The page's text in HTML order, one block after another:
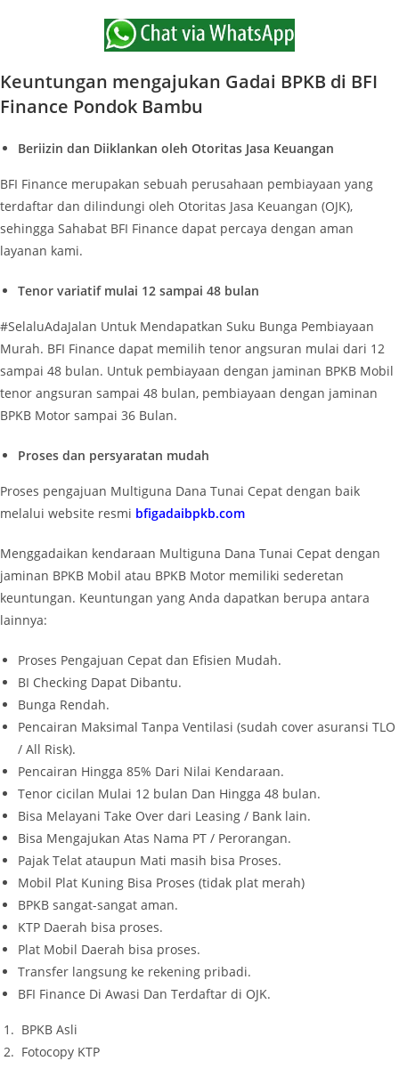
Keuntungan mengajukan Gadai BPKB di BFI
Finance Pondok Bambu
Beriizin dan Diiklankan oleh Otoritas Jasa Keuangan
BFI Finance merupakan sebuah perusahaan pembiayaan yang
terdaftar dan dilindungi oleh Otoritas Jasa Keuangan (OJK),
sehingga Sahabat BFI Finance dapat percaya dengan aman
layanan kami.
Tenor variatif mulai 12 sampai 48 bulan
#SelaluAdaJalan Untuk Mendapatkan Suku Bunga Pembiayaan
Murah. BFI Finance dapat memilih tenor angsuran mulai dari 12
sampai 48 bulan. Untuk pembiayaan dengan jaminan BPKB Mobil
tenor angsuran sampai 48 bulan, pembiayaan dengan jaminan
BPKB Motor sampai 36 Bulan.
Proses dan persyaratan mudah
Proses pengajuan Multiguna Dana Tunai Cepat dengan baik
melalui website resmi bfigadaibpkb.com
Menggadaikan kendaraan Multiguna Dana Tunai Cepat dengan
jaminan BPKB Mobil atau BPKB Motor memiliki sederetan
keuntungan. Keuntungan yang Anda dapatkan berupa antara
lainnya:
Proses Pengajuan Cepat dan Efisien Mudah.
BI Checking Dapat Dibantu.
Bunga Rendah.
Pencairan Maksimal Tanpa Ventilasi (sudah cover asuransi TLO
/ All Risk).
Pencairan Hingga 85% Dari Nilai Kendaraan.
Tenor cicilan Mulai 12 bulan Dan Hingga 48 bulan.
Bisa Melayani Take Over dari Leasing / Bank lain.
Bisa Mengajukan Atas Nama PT / Perorangan.
Pajak Telat ataupun Mati masih bisa Proses.
Mobil Plat Kuning Bisa Proses (tidak plat merah)
BPKB sangat-sangat aman.
KTP Daerah bisa proses.
Plat Mobil Daerah bisa proses.
Transfer langsung ke rekening pribadi.
BFI Finance Di Awasi Dan Terdaftar di OJK.
BPKB Asli
Fotocopy KTP